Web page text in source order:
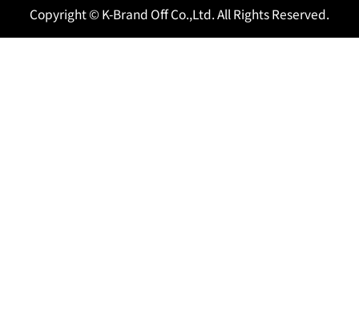
Copyright © K-Brand Off Co.,Ltd. All Rights Reserved.